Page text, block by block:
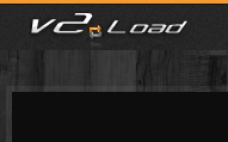
meist gesehen